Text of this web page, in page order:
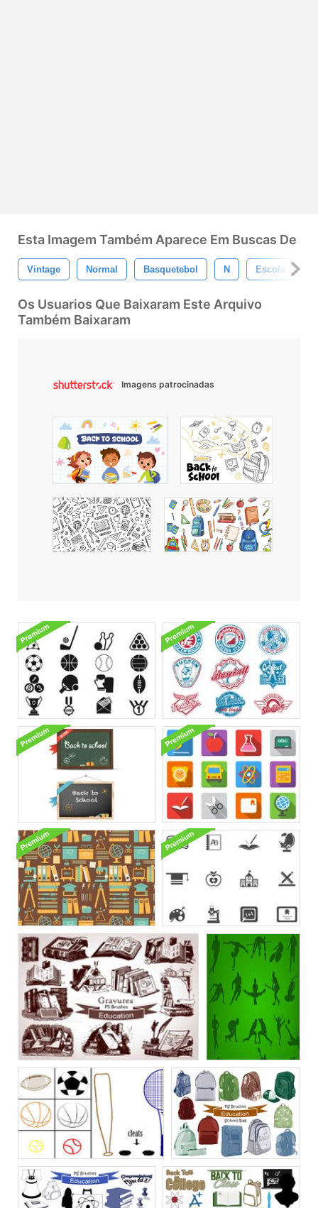
Esta Imagem Também Aparece Em Buscas De
Vintage Normal Basquetebol N Escola
Os Usuarios Que Baixaram Este Arquivo
Também Baixaram
Imagens patrocinadas